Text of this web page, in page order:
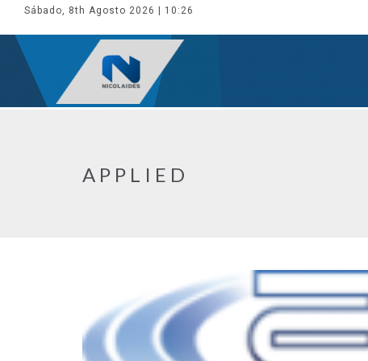
Sábado, 8th Agosto 2026 | 10:26
APPLIED